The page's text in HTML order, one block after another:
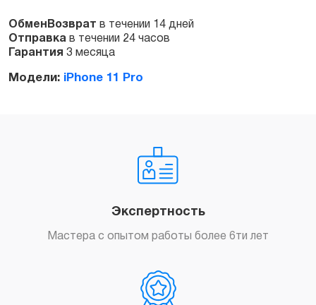
ОбменВозврат в течении 14 дней
Отправка в течении 24 часов
Гарантия 3 месяца
Модели: iPhone 11 Pro
Экспертность
Мастера с опытом работы более 6ти лет